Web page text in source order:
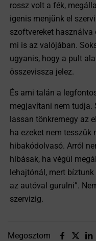
rossz volt a fék,
igenis menjünk el
szoftvereket használva
mi is az valójában.
ugyanis, hogy a pult
összevissza jelez.
És ami talán a
megjavítani nem tudja.
lassan tönkremegy az
ha ezeket nem tesszük
hibakódolvasó. Arról
hibásak, ha végül
lehajtónál, mert bíztunk
az autóval gurulni”.
szervizig.
Megosztom